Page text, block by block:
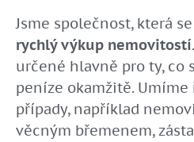
Jsme společnost, která
rychlý výkup nemovitostí
určené hlavně pro ty, co
peníze okamžitě.
případy, například
věcným břemenem,